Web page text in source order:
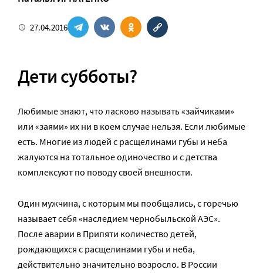
27.04.2016
Дети субботы?
Любимые знают, что ласково называть «зайчиками»
или «заями» их ни в коем случае нельзя. Если любимые
есть. Многие из людей с расщелинами губы и неба
жалуются на тотальное одиночество и с детства
комплексуют по поводу своей внешности.
Один мужчина, с которым мы пообщались, с горечью
называет себя «наследием чернобыльской АЭС».
После аварии в Припяти количество детей,
рождающихся с расщелинами губы и неба,
действительно значительно возросло. В России